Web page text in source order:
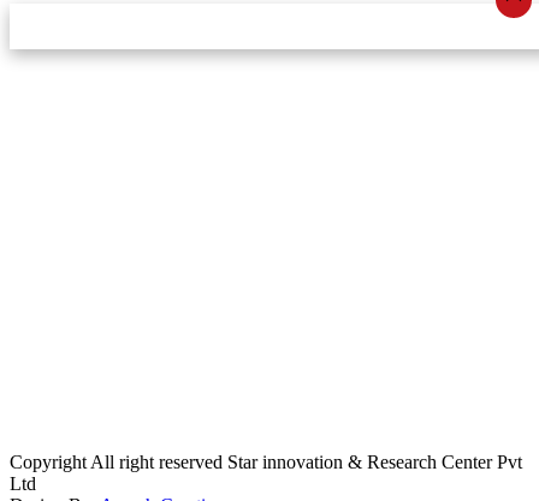
Copyright All right reserved Star innovation & Research Center Pvt
Ltd